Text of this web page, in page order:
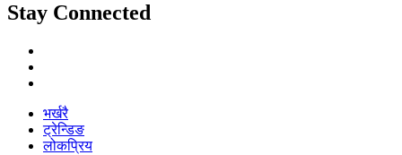
Stay Connected
भर्खरै
ट्रेन्डिङ
लोकप्रिय